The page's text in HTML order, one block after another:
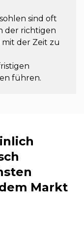
sind oft
der richtigen
der Zeit zu
führen.
Markt